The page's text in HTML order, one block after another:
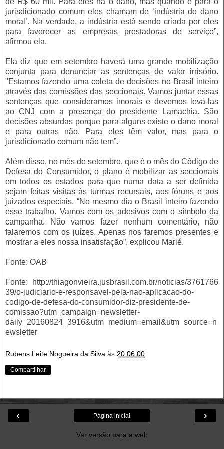
jurisdicionado comum eles chamam de ‘indústria do dano
moral’. Na verdade, a indústria está sendo criada por eles
para favorecer as empresas prestadoras de serviço”,
afirmou ela.
Ela diz que em setembro haverá uma grande mobilização
conjunta para denunciar as sentenças de valor irrisório.
"Estamos fazendo uma coleta de decisões no Brasil inteiro
através das comissões das seccionais. Vamos juntar essas
sentenças que consideramos imorais e devemos levá-las
ao CNJ com a presença do presidente Lamachia. São
decisões absurdas porque para alguns existe o dano moral
e para outras não. Para eles têm valor, mas para o
jurisdicionado comum não tem”.
Além disso, no mês de setembro, que é o mês do Código de
Defesa do Consumidor, o plano é mobilizar as seccionais
em todos os estados para que numa data a ser definida
sejam feitas visitas às turmas recursais, aos fóruns e aos
juizados especiais. “No mesmo dia o Brasil inteiro fazendo
esse trabalho. Vamos com os adesivos com o símbolo da
campanha. Não vamos fazer nenhum comentário, não
falaremos com os juízes. Apenas nos faremos presentes e
mostrar a eles nossa insatisfação”, explicou Marié.
Fonte: OAB
Fonte: http://thiagonvieira.jusbrasil.com.br/noticias/3761766
39/o-judiciario-e-responsavel-pela-nao-aplicacao-do-
codigo-de-defesa-do-consumidor-diz-presidente-de-
comissao?utm_campaign=newsletter-
daily_20160824_3916&utm_medium=email&utm_source=n
ewsletter
Rubens Leite Nogueira da Silva às 20:06:00
Compartilhar
‹ ›
Página inicial
Ver versão para a web